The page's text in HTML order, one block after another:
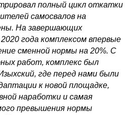
полный цикл откатки
самосвалов на
На завершающих
года комплексом впервые
сменной нормы на 20%. С
работ, комплекс был
где перед нами были
к новой площадке,
наработки и самая
превышения нормы